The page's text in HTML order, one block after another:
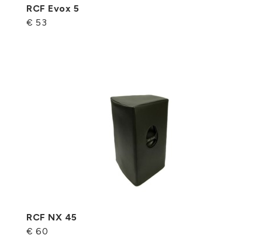
RCF Evox 5
€ 53
RCF NX 45
€ 60